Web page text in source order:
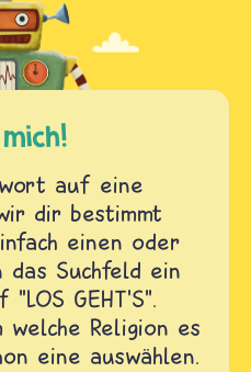
auf eine
dir bestimmt
einen oder
Suchfeld ein
GEHT'S".
Religion es
eine auswählen.